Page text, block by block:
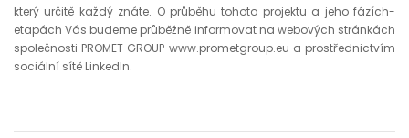
který určitě každý znáte. O průběhu tohoto projektu a jeho fázích-
etapách Vás budeme průběžně informovat na webových stránkách
společnosti PROMET GROUP www.prometgroup.eu a prostřednictvím
sociální sítě LinkedIn.